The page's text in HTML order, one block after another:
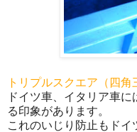
トリプルスクエア（四角
ドイツ車、イタリア車
る印象があります。
これのいじり防止もド